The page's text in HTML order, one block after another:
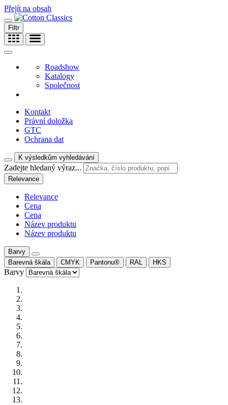
Přejít na obsah
Filtr
Roadshow
Katalogy
Společnost
Kontakt
Právní doložka
GTC
Ochrana dat
K výsledkům vyhledávání
Zadejte hledaný výraz...
Relevance
Relevance
Cena
Cena
Název produktu
Název produktu
Barvy
Barevná škála
CMYK Pantonu® RAL HKS
Barvy